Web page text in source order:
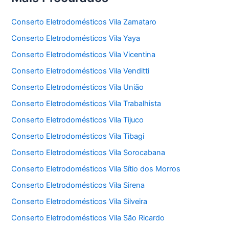
Conserto Eletrodomésticos Vila Zamataro
Conserto Eletrodomésticos Vila Yaya
Conserto Eletrodomésticos Vila Vicentina
Conserto Eletrodomésticos Vila Venditti
Conserto Eletrodomésticos Vila União
Conserto Eletrodomésticos Vila Trabalhista
Conserto Eletrodomésticos Vila Tijuco
Conserto Eletrodomésticos Vila Tibagi
Conserto Eletrodomésticos Vila Sorocabana
Conserto Eletrodomésticos Vila Sítio dos Morros
Conserto Eletrodomésticos Vila Sirena
Conserto Eletrodomésticos Vila Silveira
Conserto Eletrodomésticos Vila São Ricardo